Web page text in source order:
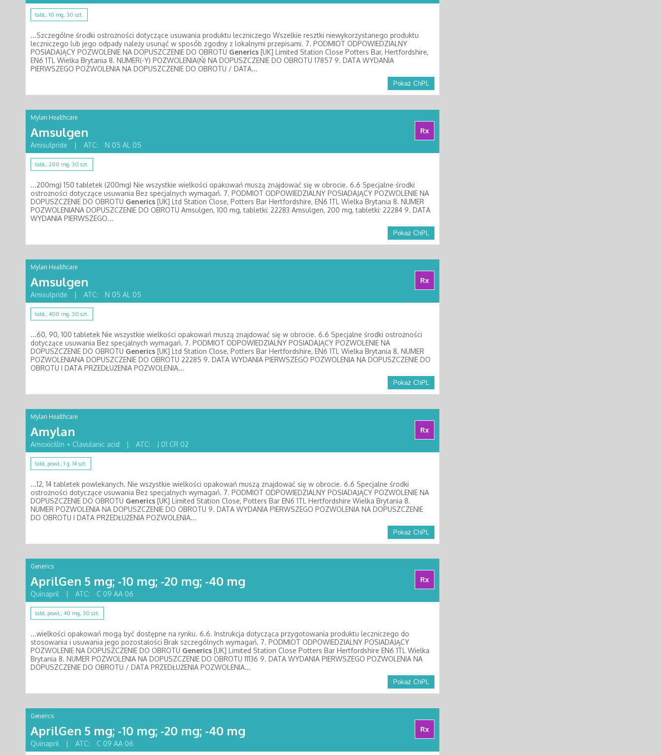
tabl.; 10 mg, 30 szt.
...Szczególne środki ostrożności dotyczące usuwania produktu leczniczego Wszelkie resztki niewykorzystanego produktu
leczniczego lub jego odpady należy usunąć w sposób zgodny z lokalnymi przepisami. 7. PODMIOT ODPOWIEDZIALNY
POSIADAJĄCY POZWOLENIE NA DOPUSZCZENIE DO OBROTU Generics [UK] Limited Station Close Potters Bar, Hertfordshire,
EN6 1TL Wielka Brytania 8. NUMER(-Y) POZWOLENIA(Ń) NA DOPUSZCZENIE DO OBROTU 17857 9. DATA WYDANIA
PIERWSZEGO POZWOLENIA NA DOPUSZCZENIE DO OBROTU / DATA...
Pokaż ChPL
Mylan Healthcare
Amsulgen
Rx
Amisulpride
| ATC: N 05 AL 05
tabl.; 200 mg, 30 szt.
...200mg) 150 tabletek (200mg) Nie wszystkie wielkości opakowań muszą znajdować się w obrocie. 6.6 Specjalne środki
ostrożności dotyczące usuwania Bez specjalnych wymagań. 7. PODMIOT ODPOWIEDZIALNY POSIADAJĄCY POZWOLENIE NA
DOPUSZCZENIE DO OBROTU Generics [UK] Ltd Station Close, Potters Bar Hertfordshire, EN6 1TL Wielka Brytania 8. NUMER
POZWOLENIANA DOPUSZCZENIE DO OBROTU Amsulgen, 100 mg, tabletki: 22283 Amsulgen, 200 mg, tabletki: 22284 9. DATA
WYDANIA PIERWSZEGO...
Pokaż ChPL
Mylan Healthcare
Amsulgen
Rx
Amisulpride
| ATC: N 05 AL 05
tabl.; 400 mg, 30 szt.
...60, 90, 100 tabletek Nie wszystkie wielkości opakowań muszą znajdować się w obrocie. 6.6 Specjalne środki ostrożności
dotyczące usuwania Bez specjalnych wymagań. 7. PODMIOT ODPOWIEDZIALNY POSIADAJĄCY POZWOLENIE NA
DOPUSZCZENIE DO OBROTU Generics [UK] Ltd Station Close, Potters Bar Hertfordshire, EN6 1TL Wielka Brytania 8. NUMER
POZWOLENIANA DOPUSZCZENIE DO OBROTU 22285 9. DATA WYDANIA PIERWSZEGO POZWOLENIA NA DOPUSZCZENIE DO
OBROTU I DATA PRZEDŁUŻENIA POZWOLENIA...
Pokaż ChPL
Mylan Healthcare
Amylan
Rx
Amoxicillin + Clavulanic acid
| ATC: J 01 CR 02
tabl. powl.; 1 g, 14 szt.
...12, 14 tabletek powlekanych. Nie wszystkie wielkości opakowań muszą znajdować się w obrocie. 6.6 Specjalne środki
ostrożności dotyczące usuwania Bez specjalnych wymagań. 7. PODMIOT ODPOWIEDZIALNY POSIADAJĄCY POZWOLENIE NA
DOPUSZCZENIE DO OBROTU Generics [UK] Limited Station Close, Potters Bar EN6 1TL Hertfordshire Wielka Brytania 8.
NUMER POZWOLENIA NA DOPUSZCZENIE DO OBROTU 9. DATA WYDANIA PIERWSZEGO POZWOLENIA NA DOPUSZCZENIE
DO OBROTU I DATA PRZEDŁUŻENIA POZWOLENIA...
Pokaż ChPL
Generics
AprilGen 5 mg; -10 mg; -20 mg; -40 mg
Rx
Quinapril
| ATC: C 09 AA 06
tabl. powl.; 40 mg, 30 szt.
...wielkości opakowań mogą być dostępne na rynku. 6.6. Instrukcja dotycząca przygotowania produktu leczniczego do
stosowania i usuwania jego pozostałości Brak szczególnych wymagań. 7. PODMIOT ODPOWIEDZIALNY POSIADAJĄCY
POZWOLENIE NA DOPUSZCZENIE DO OBROTU Generics [UK] Limited Station Close Potters Bar Hertfordshire EN6 1TL Wielka
Brytania 8. NUMER POZWOLENIA NA DOPUSZCZENIE DO OBROTU 11136 9. DATA WYDANIA PIERWSZEGO POZWOLENIA NA
DOPUSZCZENIE DO OBROTU / DATA PRZEDŁUŻENIA POZWOLENIA...
Pokaż ChPL
Generics
AprilGen 5 mg; -10 mg; -20 mg; -40 mg
Rx
Quinapril
| ATC: C 09 AA 06